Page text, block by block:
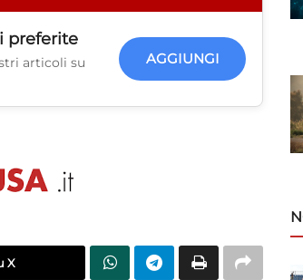
preferite
articoli su
AGGIUNGI
X